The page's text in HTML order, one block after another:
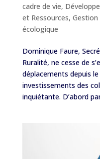
cadre de vie,
et Ressources,
écologique
Dominique Faure,
Ruralité, ne cesse de
déplacements depuis
investissements des
inquiétante. D’abord